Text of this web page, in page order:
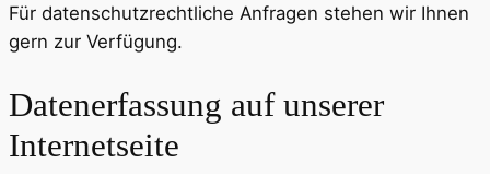
Für datenschutzrechtliche Anfragen stehen wir Ihnen
gern zur Verfügung.
Datenerfassung auf unserer
Internetseite